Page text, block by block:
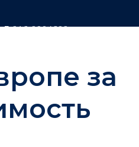
916 9904609
за